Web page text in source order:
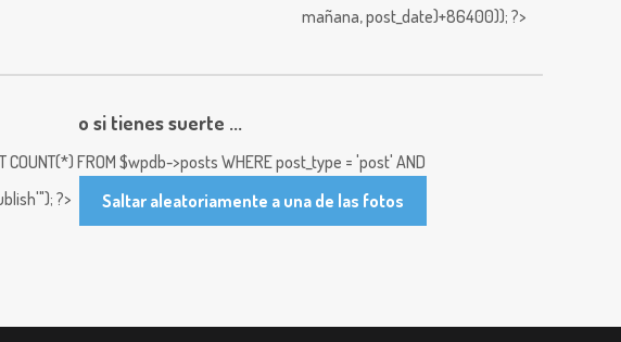
mañana,post_date)+86400)); ?>
o si tienes suerte ...
COUNT(*) FROM $wpdb->posts WHERE post_type = 'post' AND
?>
Saltar aleatoriamente a una de las fotos